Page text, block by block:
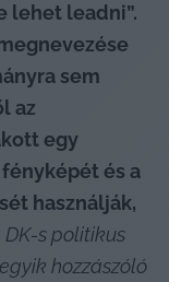
lehet leadni”.
sem
az
egy
és a
használják,
DK-s politikus
hozzászóló